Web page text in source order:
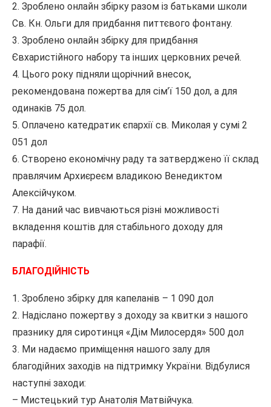
2. Зроблено онлайн збірку разом із батьками школи
Св. Кн. Ольги для придбання питтєвого фонтану.
3. Зроблено онлайн збірку для придбання
Євхаристійного набору та інших церковних речей.
4. Цього року підняли щорічний внесок,
рекомендована пожертва для сім’ї 150 дол, а для
одинаків 75 дол.
5. Оплачено катедратик єпархії св. Миколая у сумі 2
051 дол
6. Створено економічну раду та затверджено її склад
правлячим Архиєреєм владикою Венедиктом
Алексійчуком.
7. На даний час вивчаються різні можливості
вкладення коштів для стабільного доходу для
парафії.
БЛАГОДІЙНІСТЬ
1. Зроблено збірку для капеланів – 1 090 дол
2. Надіслано пожертву з доходу за квитки з нашого
празнику для сиротинця «Дім Милосердя» 500 дол
3. Ми надаємо приміщення нашого залу для
благодійних заходів на підтримку України. Відбулися
наступні заходи:
– Мистецький тур Анатолія Матвійчука.